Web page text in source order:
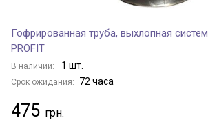
Гофрированная труба, выхлопная
PROFIT
В наличии: 1 шт.
Срок ожидания: 72 часа
475